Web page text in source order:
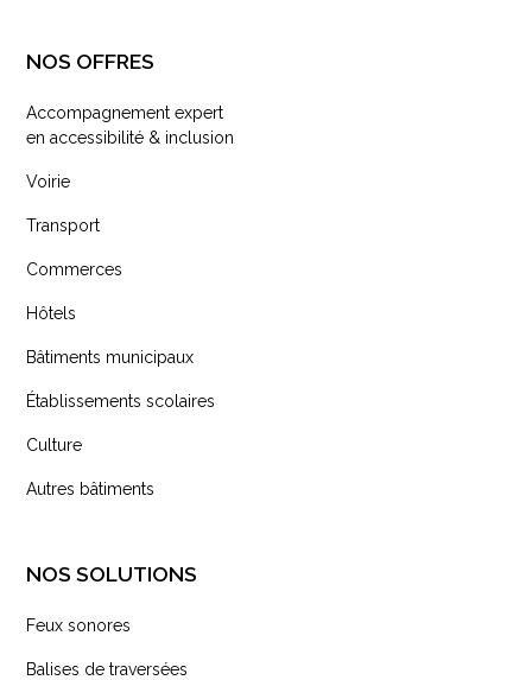
NOS OFFRES
Accompagnement expert
en accessibilité & inclusion
Voirie
Transport
Commerces
Hôtels
Bâtiments municipaux
Établissements scolaires
Culture
Autres bâtiments
NOS SOLUTIONS
Feux sonores
Balises de traversées